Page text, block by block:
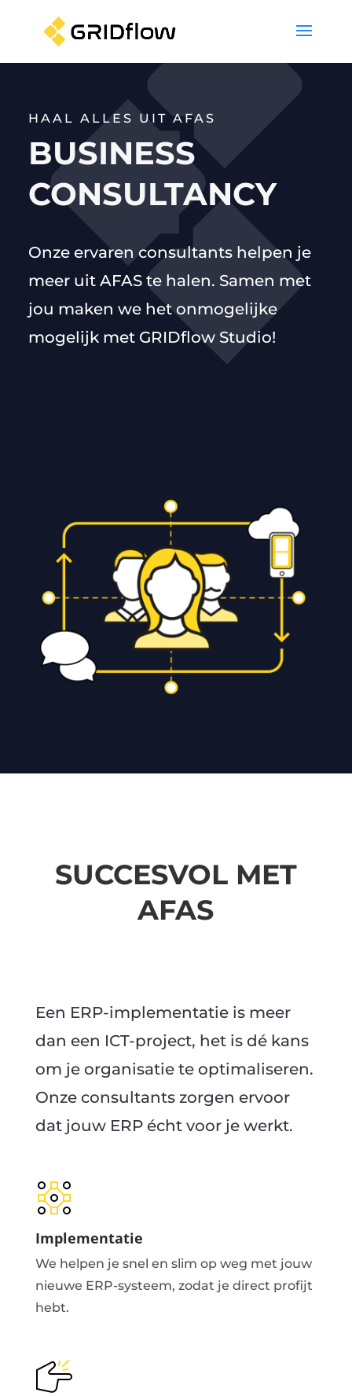
HAAL ALLES UIT AFAS
BUSINESS
CONSULTANCY
Onze ervaren consultants helpen je
meer uit AFAS te halen. Samen met
jou maken we het onmogelijke
mogelijk met GRIDflow Studio!
SUCCESVOL MET
AFAS
Een ERP-implementatie is meer
dan een ICT-project, het is dé kans
om je organisatie te optimaliseren.
Onze consultants zorgen ervoor
dat jouw ERP écht voor je werkt.
Implementatie
We helpen je snel en slim op weg met jouw
nieuwe ERP-systeem, zodat je direct profijt
hebt.